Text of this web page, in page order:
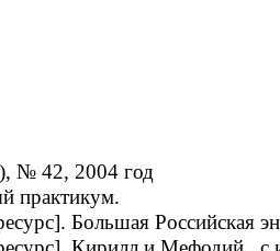
№ 42, 2004 год
практикум.
Большая Российская